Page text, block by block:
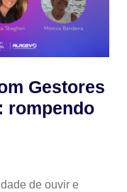
Gestores
rompendo
de ouvir e